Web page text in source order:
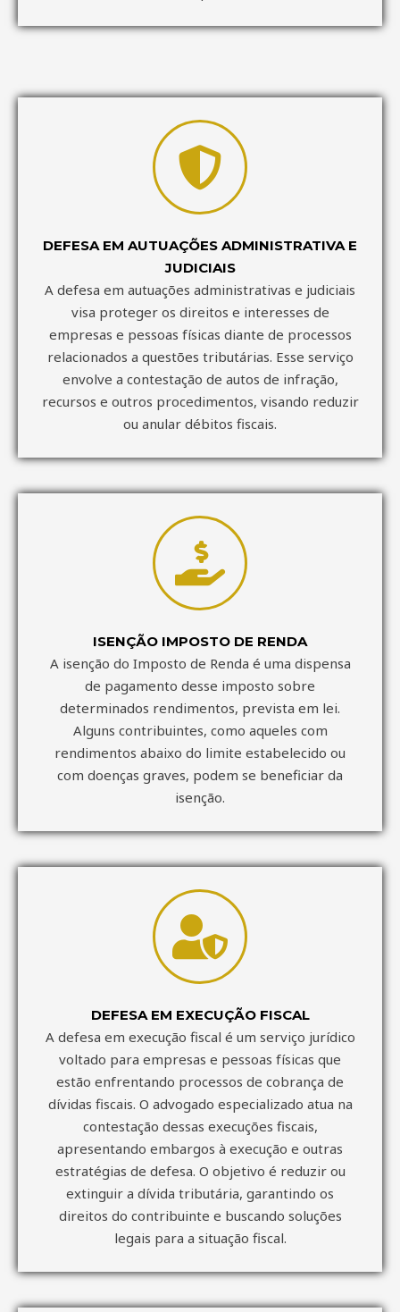
DEFESA EM AUTUAÇÕES ADMINISTRATIVA E
JUDICIAIS
A defesa em autuações administrativas e judiciais
visa proteger os direitos e interesses de
empresas e pessoas físicas diante de processos
relacionados a questões tributárias. Esse serviço
envolve a contestação de autos de infração,
recursos e outros procedimentos, visando reduzir
ou anular débitos fiscais.
ISENÇÃO IMPOSTO DE RENDA
A isenção do Imposto de Renda é uma dispensa
de pagamento desse imposto sobre
determinados rendimentos, prevista em lei.
Alguns contribuintes, como aqueles com
rendimentos abaixo do limite estabelecido ou
com doenças graves, podem se beneficiar da
isenção.
DEFESA EM EXECUÇÃO FISCAL
A defesa em execução fiscal é um serviço jurídico
voltado para empresas e pessoas físicas que
estão enfrentando processos de cobrança de
dívidas fiscais. O advogado especializado atua na
contestação dessas execuções fiscais,
apresentando embargos à execução e outras
estratégias de defesa. O objetivo é reduzir ou
extinguir a dívida tributária, garantindo os
direitos do contribuinte e buscando soluções
legais para a situação fiscal.